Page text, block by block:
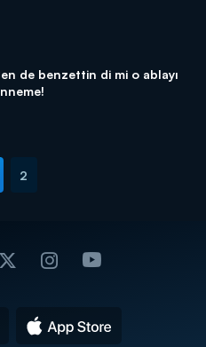
de benzettin di mi o ablayı
2